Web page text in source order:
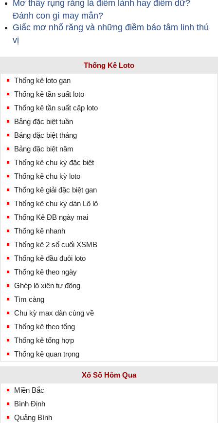
Mơ thấy rụng răng là điềm lành hay điềm dữ?
Đánh con gì may mắn?
Giấc mơ nhổ răng và những điềm báo tâm linh thú
vị
Thống Kê Loto
Thống kê loto gan
Thống kê tần suất loto
Thống kê tần suất cặp loto
Bảng đặc biệt tuần
Bảng đặc biệt tháng
Bảng đặc biệt năm
Thống kê chu kỳ đặc biệt
Thống kê chu kỳ loto
Thống kê giải đặc biệt gan
Thống kê chu kỳ dàn Lô lô
Thống Kê ĐB ngày mai
Thống kê nhanh
Thống kê 2 số cuối XSMB
Thống kê đầu đuôi loto
Thống kê theo ngày
Ghép lô xiên tự động
Tìm càng
Chu kỳ max dàn cùng về
Thống kê theo tổng
Thống kê tổng hợp
Thống kê quan trọng
Xổ Số Hôm Qua
Miền Bắc
Bình Định
Quảng Bình